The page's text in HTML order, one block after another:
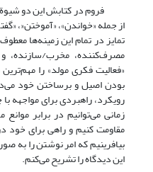
فروم در کتابش این دو شیوة
از جمله «خواندن»، «آموختن«،
تمایز در تمام این زمینه‌ها
مصرف‌کننده، مخرب/سازنده، و
«فعالیت فکری مولد» را
بودن اصیل و برساختن خود
رویکرد، راهبردی برای مواجهه
زمانی می‌توانیم در برابر
مقاومت کنیم و راهی برای خود
بیافرینیم که امر نوشتن را به
این دیدگاه را تشریح می‌کنم.